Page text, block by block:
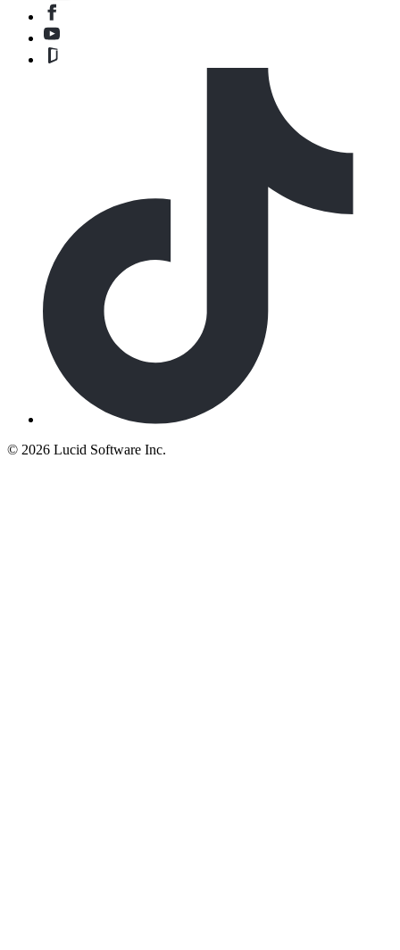
© 2026 Lucid Software Inc.